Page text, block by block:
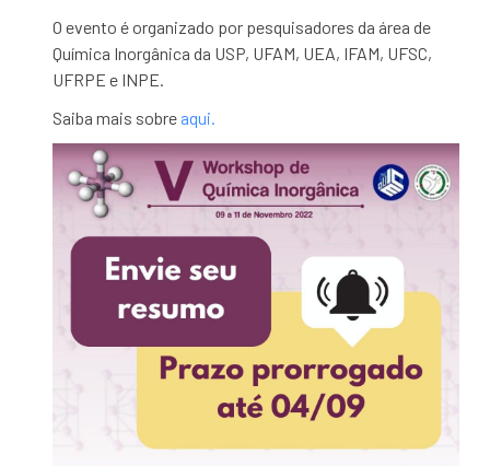
O evento é organizado por pesquisadores da área de
Química Inorgânica da USP, UFAM, UEA, IFAM, UFSC,
UFRPE e INPE.
Saiba mais sobre aqui.